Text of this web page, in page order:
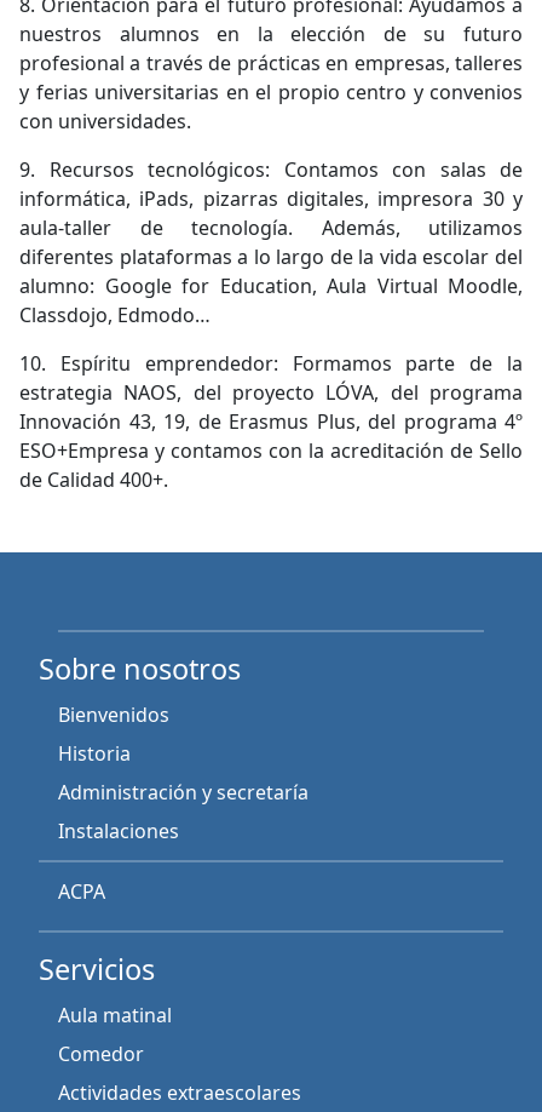
nuestros alumnos en la elección de su futuro
profesional a través de prácticas en empresas, talleres
y ferias universitarias en el propio centro y conve­nios
con universidades.
9. Recursos tecnológicos: Contamos con salas de
informática, iPads, pizarras digitales, impresora 30 y
aula-taller de tecnología. Además, utilizamos
diferentes plataformas a lo largo de la vida escolar del
alumno: Google for Education, Aula Virtual Moodle,
Classdojo, Edmodo…
10. Espíritu emprendedor: Formamos parte de la
estrategia NAOS, del proyecto LÓVA, del programa
Innovación 43, 19, de Erasmus Plus, del programa 4º
ESO+Empresa y contamos con la acreditación de Sello
de Calidad 400+.
Sobre nosotros
Bienvenidos
Historia
Administración y secretaría
Instalaciones
ACPA
Servicios
Aula matinal
Comedor
Actividades extraescolares